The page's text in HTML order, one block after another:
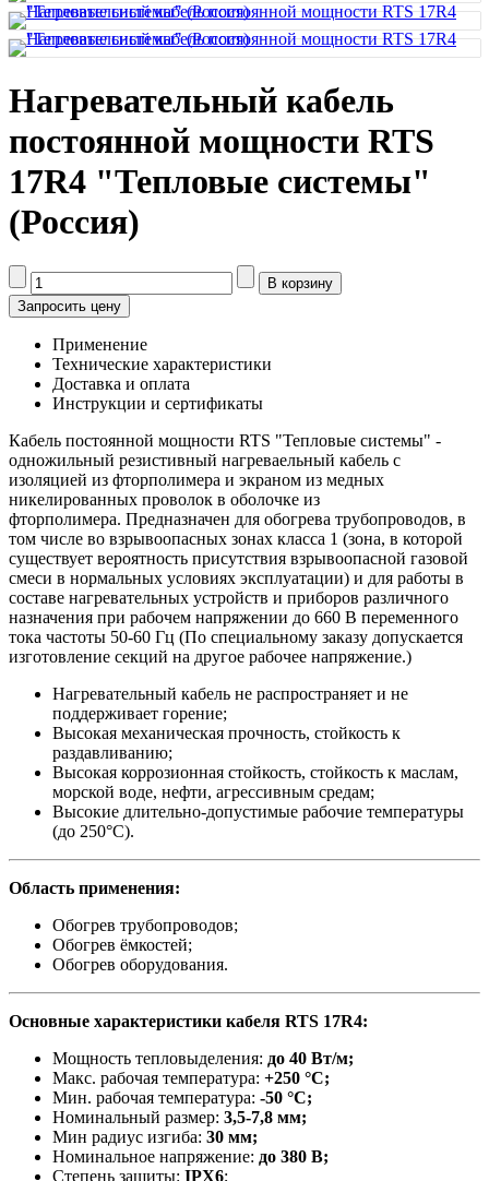
Нагревательный кабель
постоянной мощности RTS
17R4 "Тепловые системы"
(Россия)
Запросить цену
Применение
Технические характеристики
Доставка и оплата
Инструкции и сертификаты
Кабель постоянной мощности RTS "Тепловые системы" -
одножильный резистивный нагреваельный кабель с
изоляцией из фторполимера и экраном из медных
никелированных проволок в оболочке из
фторполимера. Предназначен для обогрева трубопроводов, в
том числе во взрывоопасных зонах класса 1 (зона, в которой
существует вероятность присутствия взрывоопасной газовой
смеси в нормальных условиях эксплуатации) и для работы в
составе нагревательных устройств и приборов различного
назначения при рабочем напряжении до 660 В переменного
тока частоты 50-60 Гц (По специальному заказу допускается
изготовление секций на другое рабочее напряжение.)
Нагревательный кабель не распространяет и не
поддерживает горение;
Высокая механическая прочность, стойкость к
раздавливанию;
Высокая коррозионная стойкость, стойкость к маслам,
морской воде, нефти, агрессивным средам;
Высокие длительно-допустимые рабочие температуры
(до 250°С).
Область применения:
Обогрев трубопроводов;
Обогрев ёмкостей;
Обогрев оборудования.
Основные характеристики кабеля RTS 17R4:
Мощность тепловыделения: до 40 Вт/м;
Макс. рабочая температура: +250 °C;
Мин. рабочая температура: -50 °C;
Номинальный размер: 3,5-7,8 мм;
Мин радиус изгиба: 30 мм;
Номинальное напряжение: до 380 В;
Степень защиты: IPX6;